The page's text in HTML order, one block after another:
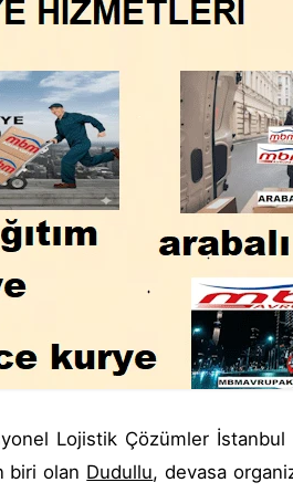
Lojistik Çözümler İstanbul
biri olan Dudullu, devasa